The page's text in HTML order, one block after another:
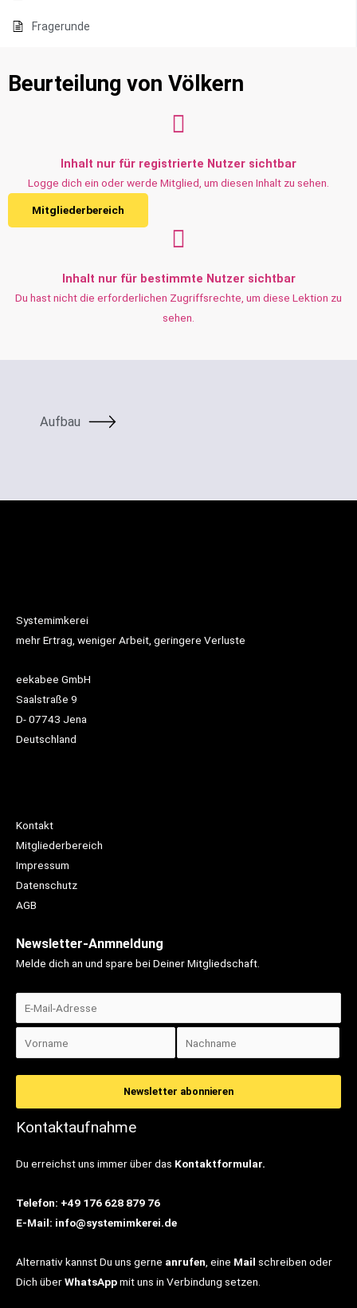
Fragerunde
Beurteilung von Völkern
Inhalt nur für registrierte Nutzer sichtbar
Logge dich ein oder werde Mitglied, um diesen Inhalt zu sehen.
Mitgliederbereich
Inhalt nur für bestimmte Nutzer sichtbar
Du hast nicht die erforderlichen Zugriffsrechte, um diese Lektion zu
sehen.
Aufbau
Systemimkerei
mehr Ertrag, weniger Arbeit, geringere Verluste
eekabee GmbH
Saalstraße 9
D- 07743 Jena
Deutschland
Kontakt
Mitgliederbereich
Impressum
Datenschutz
AGB
Newsletter-Anmneldung
Melde dich an und spare bei Deiner Mitgliedschaft.
Kontaktaufnahme
Du erreichst uns immer über das Kontaktformular.
Telefon: +49 176 628 879 76
E-Mail: info@systemimkerei.de
Alternativ kannst Du uns gerne anrufen , eine Mail schreiben oder
Dich überWhatsAppmit uns in Verbindung setzen.